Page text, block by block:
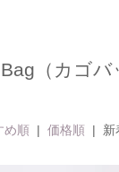
（カゴバ
め順 | 価格順 | 新